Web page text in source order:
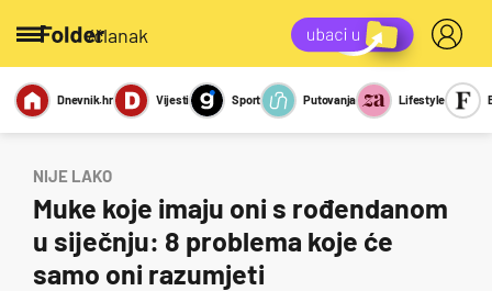
/članak
Miks Kviz
Report
Sexy
Dnevnik.hr Vijesti Sport Putovanja Lifestyle
NIJE LAKO
Muke koje imaju oni s rođendanom
u siječnju: 8 problema koje će
samo oni razumjeti